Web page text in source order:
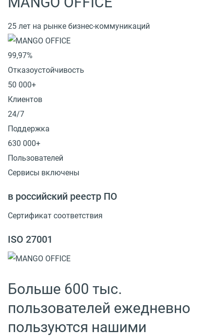
25 лет на рынке бизнес-коммуникаций
99,97%
Отказоустойчивость
50 000+
Клиентов
24/7
Поддержка
630 000+
Пользователей
Сервисы включены
в российский реестр ПО
Сертификат соответствия
ISO 27001
Больше 600 тыс.
пользователей ежедневно
пользуются нашими